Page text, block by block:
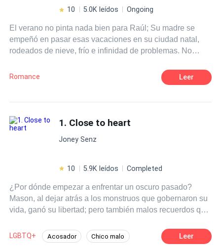
10 5.0K leídos Ongoing
El verano no pinta nada bien para Raúl; Su madre se
empeñó en pasar esas vacaciones en su ciudad natal,
rodeados de nieve, frío e infinidad de problemas. No
dieciséis años que perder todo un verano fuera de su
casa, junto a sus amigos y el calor de la playa, sin
enamoraría a todos los jóvenes de aquel frío pueblo sería
motivo suficiente para quedarse, y ¿por que no?;
Romance Leer
1. Close to heart
Joney Senz
10 5.9K leídos Completed
¿Por dónde empezar a enfrentar un oscuro pasado?
Mason, al dejar atrás a los monstruos que gobernaron su
vida, ganó su libertad; pero también malos recuerdos que
dependen de uno mismo. Nuevos problemas aparecen
para desequilibrar su existencia y lanzarlo de cabeza
LGBTQ+ Acosador Chico malo Leer